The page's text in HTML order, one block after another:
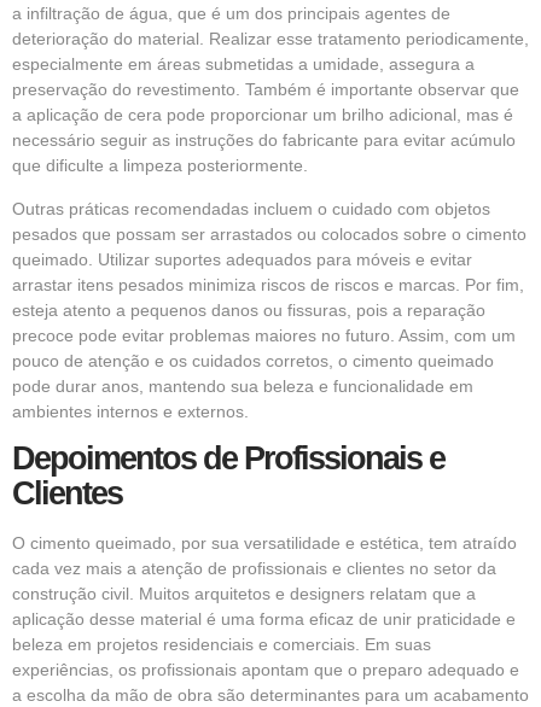
a infiltração de água, que é um dos principais agentes de
deterioração do material. Realizar esse tratamento periodicamente,
especialmente em áreas submetidas a umidade, assegura a
preservação do revestimento. Também é importante observar que
a aplicação de cera pode proporcionar um brilho adicional, mas é
necessário seguir as instruções do fabricante para evitar acúmulo
que dificulte a limpeza posteriormente.
Outras práticas recomendadas incluem o cuidado com objetos
pesados que possam ser arrastados ou colocados sobre o cimento
queimado. Utilizar suportes adequados para móveis e evitar
arrastar itens pesados minimiza riscos de riscos e marcas. Por fim,
esteja atento a pequenos danos ou fissuras, pois a reparação
precoce pode evitar problemas maiores no futuro. Assim, com um
pouco de atenção e os cuidados corretos, o cimento queimado
pode durar anos, mantendo sua beleza e funcionalidade em
ambientes internos e externos.
Depoimentos de Profissionais e
Clientes
O cimento queimado, por sua versatilidade e estética, tem atraído
cada vez mais a atenção de profissionais e clientes no setor da
construção civil. Muitos arquitetos e designers relatam que a
aplicação desse material é uma forma eficaz de unir praticidade e
beleza em projetos residenciais e comerciais. Em suas
experiências, os profissionais apontam que o preparo adequado e
a escolha da mão de obra são determinantes para um acabamento